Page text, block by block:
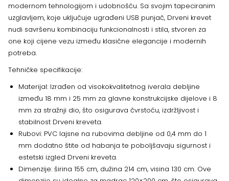
modernom tehnologijom i udobnošću. Sa svojim tapeciranim
uzglavljem, koje uključuje ugrađeni USB punjač, ​​Drveni krevet
nudi savršenu kombinaciju funkcionalnosti i stila, stvoren za
one koji cijene vezu između klasične elegancije i modernih
potreba.
Tehničke specifikacije:
Materijal: Izrađen od visokokvalitetnog iverala debljine
između 18 mm i 25 mm za glavne konstrukcijske dijelove i 8
mm za stražnji dio, što osigurava čvrstoću, izdržljivost i
stabilnost Drveni kreveta.
Rubovi: PVC lajsne na rubovima debljine od 0,4 mm do 1
mm dodatno štite od habanja te poboljšavaju sigurnost i
estetski izgled Drveni kreveta.
Dimenzije: širina 155 cm, dužina 214 cm, visina 130 cm. Ove